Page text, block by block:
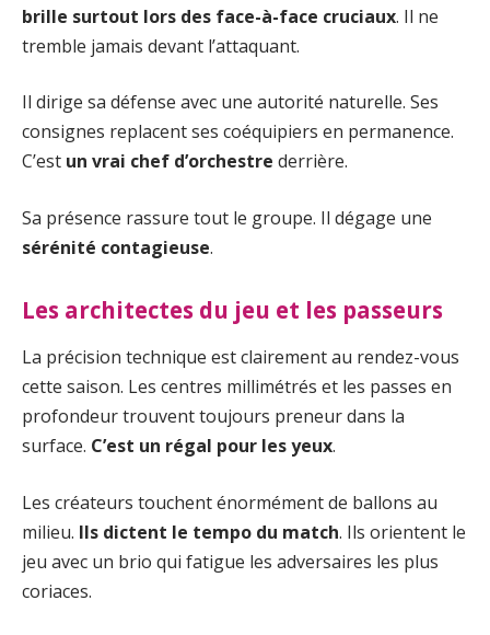
brille surtout lors des face-à-face cruciaux. Il ne
tremble jamais devant l’attaquant.
Il dirige sa défense avec une autorité naturelle. Ses
consignes replacent ses coéquipiers en permanence.
C’est un vrai chef d’orchestre derrière.
Sa présence rassure tout le groupe. Il dégage une
sérénité contagieuse.
Les architectes du jeu et les passeurs
La précision technique est clairement au rendez-vous
cette saison. Les centres millimétrés et les passes en
profondeur trouvent toujours preneur dans la
surface. C’est un régal pour les yeux.
Les créateurs touchent énormément de ballons au
milieu. Ils dictent le tempo du match. Ils orientent le
jeu avec un brio qui fatigue les adversaires les plus
coriaces.